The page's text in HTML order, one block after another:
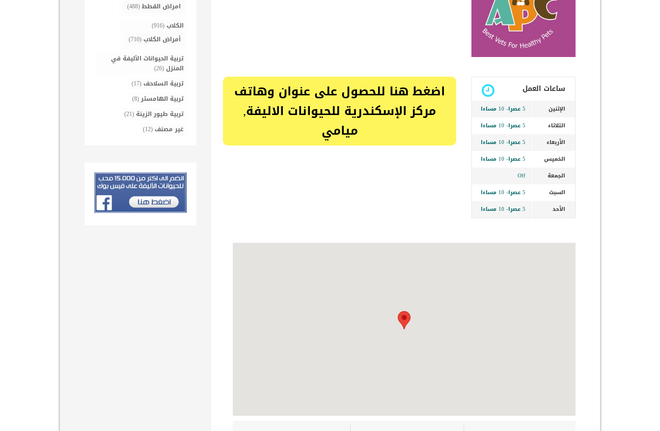
ساعات العمل
الإثنين
5 عصرا- 10 مساءا
الثلاثاء
5 عصرا- 10 مساءا
الأربعاء
5 عصرا- 10 مساءا
الخميس
5 عصرا- 10 مساءا
الجمعة
Off
السبت
5 عصرا- 10 مساءا
الأحد
5 عصرا- 10 مساءا
اضغط هنا للحصول على عنوان وهاتف
مركز الإسكندرية للحيوانات الاليفة,
ميامي
امراض القطط(488)
الكلاب(916)
أمراض الكلاب(710)
تربية الحيوانات الأليفة في
المنزل(26)
تربية السلاحف(17)
تربية الهامستر(8)
تربية طيور الزينة (21)
غير مصنف(12)